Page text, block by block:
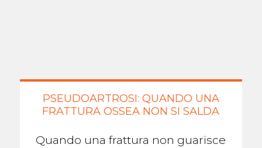
PSEUDOARTROSI: QUANDO UNA
FRATTURA OSSEA NON SI SALDA
Quando una frattura non guarisce